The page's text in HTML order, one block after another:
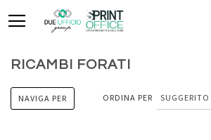
RICAMBI FORATI
ORDINA PER
NAVIGA PER